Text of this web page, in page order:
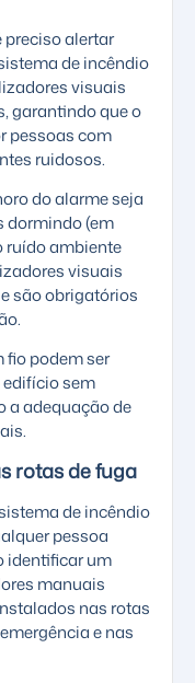
preciso alertar
de incêndio
visuais
garantindo que o
pessoas com
ruidosos.
do alarme seja
dormindo (em
ruído ambiente
visuais
são obrigatórios
fio podem ser
sem
a adequação de
rotas de fuga
de incêndio
pessoa
identificar um
manuais
nas rotas
e nas